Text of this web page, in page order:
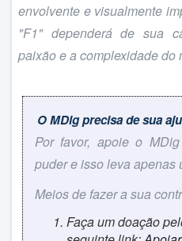
envolvente e visualmente
"F1" dependerá de sua
paixão e a complexidade do
O MDig precisa de sua
Por favor, apoie o
puder e isso leva apenas
Meios de fazer a sua
Faça um doação